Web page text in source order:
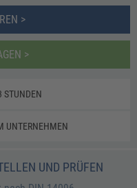
>
>
STUNDEN
UNTERNEHMEN
UND PRÜFEN